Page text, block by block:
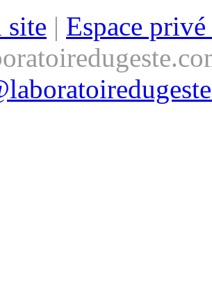
site | Espace privé